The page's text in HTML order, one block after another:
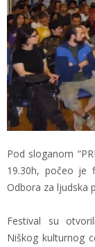
Pod sloganom
19.30h, počeo je
Odbora za ljudska
Festival su
Niškog kulturnog